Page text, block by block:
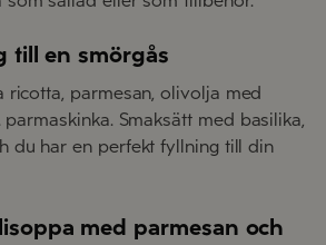
till en smörgås
ricotta, parmesan, olivolja med
parmaskinka. Smaksätt med basilika,
du har en perfekt fyllning till din
med parmesan och